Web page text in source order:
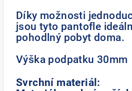
Díky možnosti
jsou tyto pantofle
pohodlný pobyt doma.
Výška podpatku 30mm
Svrchní materiál: